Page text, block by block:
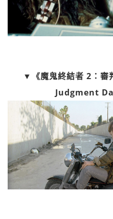
▼《魔鬼終結者 2：
Judgment